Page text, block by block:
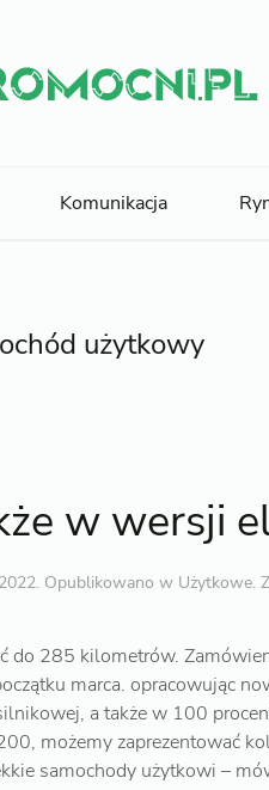
Komunikacja
użytkowy
w wersji
. Opublikowano w Użytkowe.
do 285 kilometrów.
marca. opracowując
a także w 100
możemy zaprezentować
samochody użytkowi –